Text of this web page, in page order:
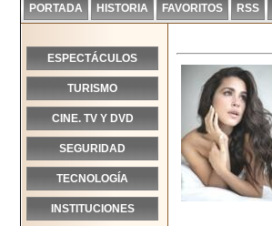
PORTADA HISTORIA FAVORITOS RSS
ESPECTÁCULOS
TURISMO
CINE. TV Y DVD
SEGURIDAD
TECNOLOGÍA
INSTITUCIONES